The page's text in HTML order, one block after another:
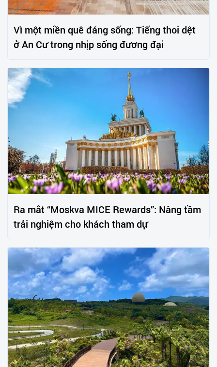
Vì một miền quê đáng sống: Tiếng thoi dệt
ở An Cư trong nhịp sống đương đại
Ra mắt “Moskva MICE Rewards”: Nâng tầm
trải nghiệm cho khách tham dự